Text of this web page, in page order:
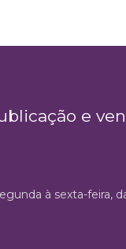
e
à sexta-feira,